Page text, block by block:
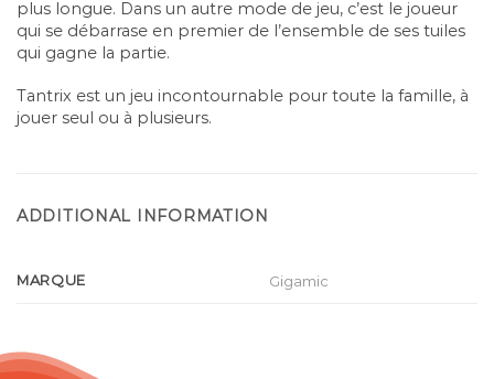
plus longue. Dans un autre mode de jeu, c’est le joueur
qui se débarrase en premier de l’ensemble de ses tuiles
qui gagne la partie.
Tantrix est un jeu incontournable pour toute la famille, à
jouer seul ou à plusieurs.
ADDITIONAL INFORMATION
MARQUE Gigamic